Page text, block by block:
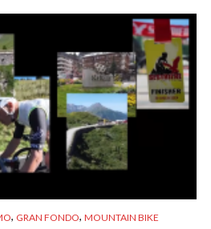
, GRAN FONDO, MOUNTAIN BIKE